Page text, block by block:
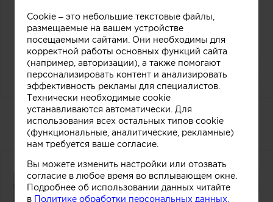
Дизайнерский прилавок в
магазине мороженого
Cookie – это небольшие текстовые файлы,
размещаемые на вашем устройстве
посещаемыми сайтами. Они необходимы для
корректной работы основных функций сайта
(например, авторизации), а также помогают
персонализировать контент и анализировать
эффективность рекламы для специалистов.
Технически необходимые cookie
устанавливаются автоматически. Для
использования всех остальных типов cookie
(функциональные, аналитические, рекламные)
нам требуется ваше согласие.
Вы можете изменить настройки или отозвать
согласие в любое время во всплывающем окне.
Подробнее об использовании данных читайте
в Политике обработки персональных данных.